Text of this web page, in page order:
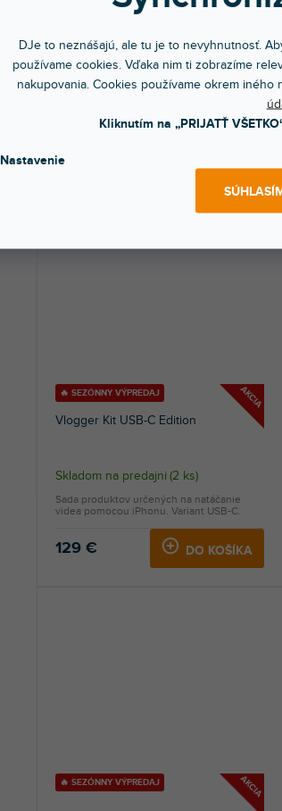
DJe to neznášajú, ale tu je to nevyhnutnosť.
používame cookies. Vďaka nim ti zobrazíme
nakupovania. Cookies používame okrem iného
Kliknutím na „PRIJATŤ
Nastavenie
AKCIA
🔥 SEZÓNNY VÝPREDAJ
Skladom na predajni(4 ks)
129 €
natáčanie videa pomocou mobilného...
AKCIA
🔥 SEZÓNNY VÝPREDAJ
Vlogger Kit USB-C Edition
Skladom na predajni (2 ks)
129 € DO KOŠÍKA
Sada produktov určených na natáčanie
videa pomocou iPhonu. Variant USB-C.
AKCIA
🔥 SEZÓNNY VÝPREDAJ